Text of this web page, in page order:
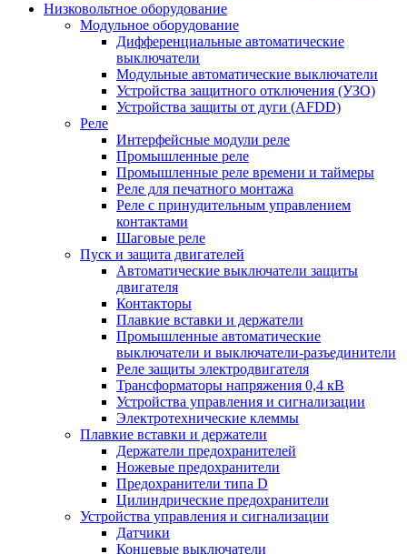
Низковольтное оборудование
Модульное оборудование
Дифференциальные автоматические
выключатели
Модульные автоматические выключатели
Устройства защитного отключения (УЗО)
Устройства защиты от дуги (AFDD)
Реле
Интерфейсные модули реле
Промышленные реле
Промышленные реле времени и таймеры
Реле для печатного монтажа
Реле с принудительным управлением
контактами
Шаговые реле
Пуск и защита двигателей
Автоматические выключатели защиты
двигателя
Контакторы
Плавкие вставки и держатели
Промышленные автоматические
выключатели и выключатели-разъединители
Реле защиты электродвигателя
Трансформаторы напряжения 0,4 кВ
Устройства управления и сигнализации
Электротехнические клеммы
Плавкие вставки и держатели
Держатели предохранителей
Ножевые предохранители
Предохранители типа D
Цилиндрические предохранители
Устройства управления и сигнализации
Датчики
Концевые выключатели